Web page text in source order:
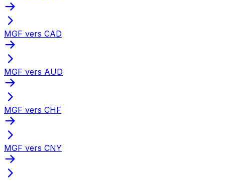
MGF vers CAD
MGF vers AUD
MGF vers CHF
MGF vers CNY